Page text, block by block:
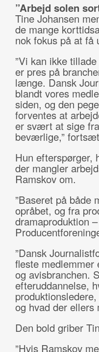
”Arbejd solen
Tine Johansen
de mange
nok fokus på at få
”Vi kan ikke
er pres på
længe. Dansk
blandt vores
siden, og den
forventes at
er svært at sige
beværlige,”
Hun efterspørger,
der mangler
Ramskov om.
”Baseret på både
opråbet, og fra
dramaproduktion
”Dansk
fleste medlemmer
og avisbranchen.
efteruddannelse,
og hvad der ellers
Den bold griber
”Hvis Ramskov